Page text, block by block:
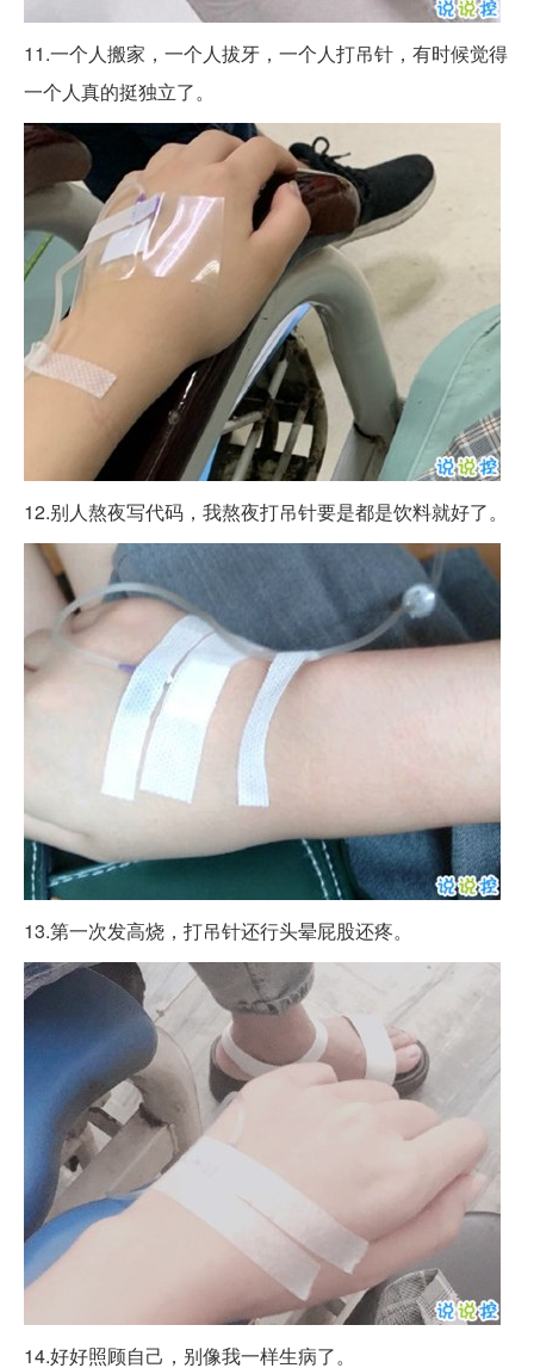
11.一个人搬家，一个人拔牙，一个人打吊针，有时候觉得
一个人真的挺独立了。
12.别人熬夜写代码，我熬夜打吊针要是都是饮料就好了。
13.第一次发高烧，打吊针还行头晕屁股还疼。
14.好好照顾自己，别像我一样生病了。